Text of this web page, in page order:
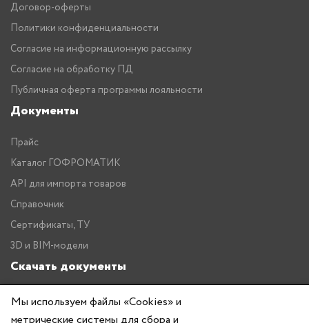
Договор-оферты
Политики конфиденциальности
Согласие на информационную рассылку
Согласие на обработку ПД
Публичная оферта программы лояльности
Документы
Прайс
Каталог ГОФРОМАТИК
API для импорта товаров
Справочник
Сертификаты, ТУ
3D и BIM-модели
Скачать документы
Прайс
Каталог ГОФРОМАТИК
Мы используем файлы «Cookies» и